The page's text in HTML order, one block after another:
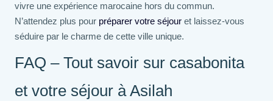
vivre une expérience marocaine hors du commun.
N’attendez plus pour préparer votre séjour et laissez-vous
séduire par le charme de cette ville unique.
FAQ – Tout savoir sur casabonita
et votre séjour à Asilah